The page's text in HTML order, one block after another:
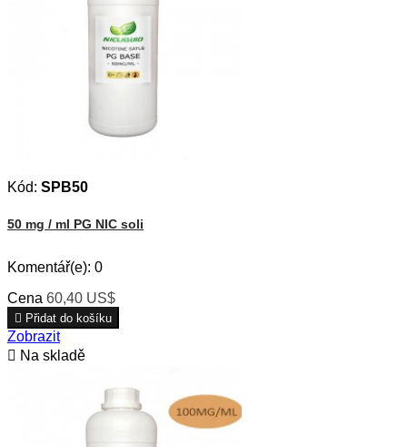
Kód: SPB50
50 mg / ml PG NIC soli
Komentář(e): 0
Cena 60,40 US$
 Přidat do košíku
Zobrazit
 Na skladě